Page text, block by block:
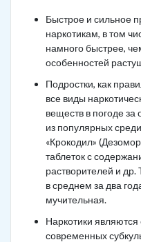
Быстрое и сильное
наркотикам, в том
намного быстрее,
особенностей
Подростки, как
все виды
веществ в погоде
из популярных
«Крокодил»
таблеток с
растворителей и др.
в среднем за два
мучительная.
Наркотики
современных